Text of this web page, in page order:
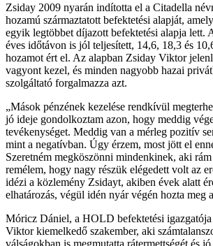
Zsiday 2009 nyarán indította el a Citadella
hozamú származtatott befektetési alapját,
egyik legtöbbet díjazott befektetési alapja lett.
éves időtávon is jól teljesített, 14,6, 18,3 és
hozamot ért el. Az alapban Zsiday Viktor
vagyont kezel, és minden nagyobb hazai
szolgáltató forgalmazza azt.
„Mások pénzének kezelése rendkívül
jó ideje gondolkoztam azon, hogy meddig
tevékenységet. Meddig van a mérleg pozitív
mint a negatívban. Úgy érzem, most jött el
Szeretném megköszönni mindenkinek, aki
remélem, hogy nagy részük elégedett volt az
idézi a közlemény Zsidayt, akiben évek alatt
elhatározás, végül idén nyár végén hozta meg
Móricz Dániel, a HOLD befektetési
Viktor kiemelkedő szakember, aki
válságokban is megmutatta rátermettségét és